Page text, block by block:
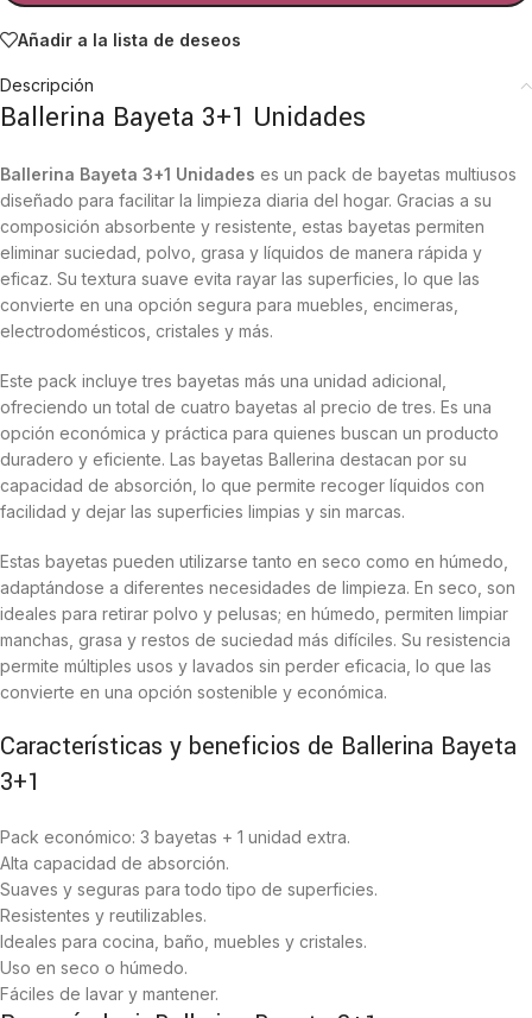
Añadir a la lista de deseos
Descripción
Ballerina Bayeta 3+1 Unidades
Ballerina Bayeta 3+1 Unidades es un pack de bayetas multiusos
diseñado para facilitar la limpieza diaria del hogar. Gracias a su
composición absorbente y resistente, estas bayetas permiten
eliminar suciedad, polvo, grasa y líquidos de manera rápida y
eficaz. Su textura suave evita rayar las superficies, lo que las
convierte en una opción segura para muebles, encimeras,
electrodomésticos, cristales y más.
Este pack incluye tres bayetas más una unidad adicional,
ofreciendo un total de cuatro bayetas al precio de tres. Es una
opción económica y práctica para quienes buscan un producto
duradero y eficiente. Las bayetas Ballerina destacan por su
capacidad de absorción, lo que permite recoger líquidos con
facilidad y dejar las superficies limpias y sin marcas.
Estas bayetas pueden utilizarse tanto en seco como en húmedo,
adaptándose a diferentes necesidades de limpieza. En seco, son
ideales para retirar polvo y pelusas; en húmedo, permiten limpiar
manchas, grasa y restos de suciedad más difíciles. Su resistencia
permite múltiples usos y lavados sin perder eficacia, lo que las
convierte en una opción sostenible y económica.
Características y beneficios de Ballerina Bayeta
3+1
Pack económico: 3 bayetas + 1 unidad extra.
Alta capacidad de absorción.
Suaves y seguras para todo tipo de superficies.
Resistentes y reutilizables.
Ideales para cocina, baño, muebles y cristales.
Uso en seco o húmedo.
Fáciles de lavar y mantener.